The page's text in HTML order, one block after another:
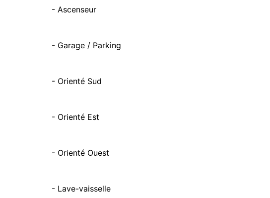
- Ascenseur
- Garage / Parking
- Orienté Sud
- Orienté Est
- Orienté Ouest
- Lave-vaisselle